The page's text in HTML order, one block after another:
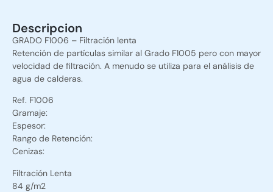
Descripcion
GRADO F1006 – Filtración lenta
Retención de partículas similar al Grado F1005 pero con mayor
velocidad de filtración. A menudo se utiliza para el análisis de
agua de calderas.
Ref. F1006
Gramaje:
Espesor:
Rango de Retención:
Cenizas:
Filtración Lenta
84 g/m2